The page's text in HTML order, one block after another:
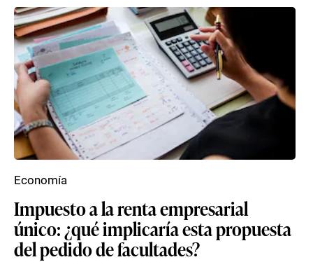
Impuesto a la renta empresarial
único: ¿qué implicaría esta propuesta
del pedido de facultades?
Economía